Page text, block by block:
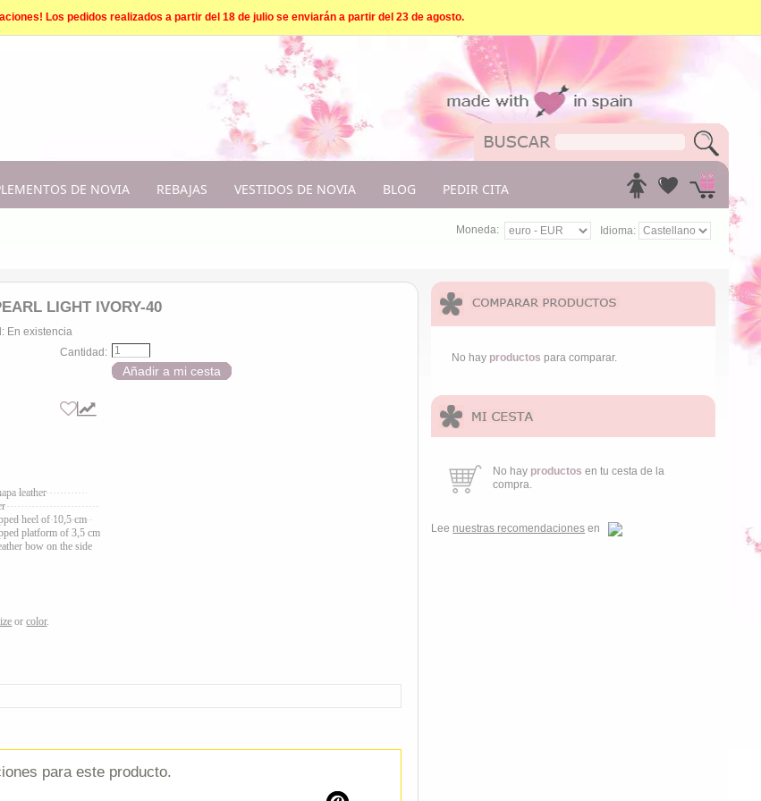
Los pedidos realizados a partir del 18 de julio se enviarán a partir del 23 de agosto.
DE NOVIA REBAJAS VESTIDOS DE NOVIA BLOG PEDIR CITA
Idioma:
Moneda:
LIGHT IVORY-40
En existencia
Cantidad:
Añadir a mi cesta
leather
heel of 10,5 cm
platform of 3,5 cm
bow on the side
orcolor.
para este producto.
No hay productos para comparar.
No hay productos en tu cesta de la
compra.
Lee nuestras recomendaciones en